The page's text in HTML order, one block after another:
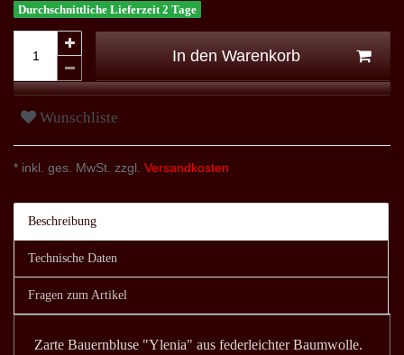
Durchschnittliche Lieferzeit 2 Tage
In den Warenkorb
Wunschliste
* inkl. ges. MwSt. zzgl. Versandkosten
Beschreibung
Technische Daten
Fragen zum Artikel
Zarte Bauernbluse "Ylenia" aus federleichter Baumwolle.